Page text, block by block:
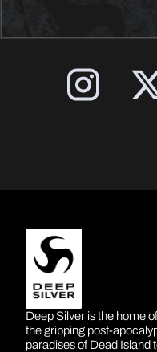
DEEP
Deep Silver is the home
the gripping post-
paradises of Dead Island